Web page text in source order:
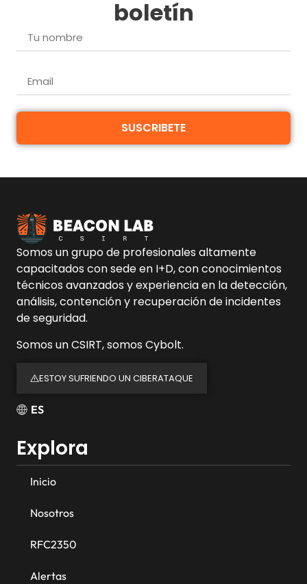
boletín
SUSCRIBETE
Somos un grupo de profesionales altamente
capacitados con sede en I+D, con conocimientos
técnicos avanzados y experiencia en la detección,
análisis, contención y recuperación de incidentes
de seguridad.
Somos un CSIRT, somos Cybolt.
ESTOY SUFRIENDO UN CIBERATAQUE
ES
Explora
Inicio
Nosotros
RFC2350
Alertas